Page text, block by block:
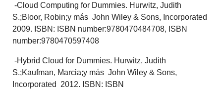
-Cloud Computing for Dummies. Hurwitz, Judith
S.;Bloor, Robin;y más John Wiley & Sons, Incorporated
2009. ISBN: ISBN number:9780470484708, ISBN
number:9780470597408
-Hybrid Cloud for Dummies. Hurwitz, Judith
S.;Kaufman, Marcia;y más John Wiley & Sons,
Incorporated 2012. ISBN: ISBN